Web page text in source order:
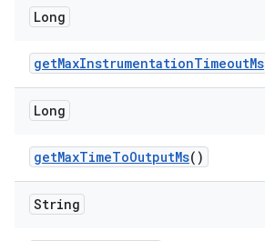
Long
getMaxInstrumentationTimeoutMs
Long
getMaxTimeToOutputMs()
String